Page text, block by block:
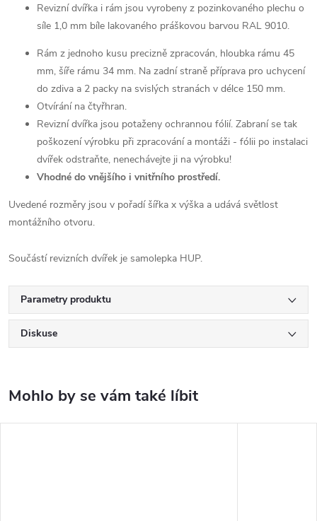
Revizní dvířka i rám jsou vyrobeny z pozinkovaného plechu o
síle 1,0 mm bíle lakovaného práškovou barvou RAL 9010.
Rám z jednoho kusu precizně zpracován, hloubka rámu 45
mm, šíře rámu 34 mm. Na zadní straně příprava pro uchycení
do zdiva a 2 packy na svislých stranách v délce 150 mm.
Otvírání na čtyřhran.
Revizní dvířka jsou potaženy ochrannou fólií. Zabraní se tak
poškození výrobku při zpracování a montáži - fólii po instalaci
dvířek odstraňte, nenechávejte ji na výrobku!
Vhodné do vnějšího i vnitřního prostředí.
Uvedené rozměry jsou v pořadí šířka x výška a udává světlost
montážního otvoru.
Součástí revizních dvířek je samolepka HUP.
Parametry produktu
Diskuse